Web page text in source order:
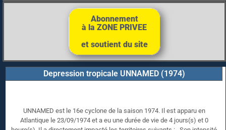
Abonnement
à la ZONE PRIVEE
et soutient du site
Depression tropicale UNNAMED (1974)
UNNAMED est le 16e cyclone de la saison 1974. Il est apparu en
Atlantique le 23/09/1974 et a eu une durée de vie de 4 jours(s) et 0